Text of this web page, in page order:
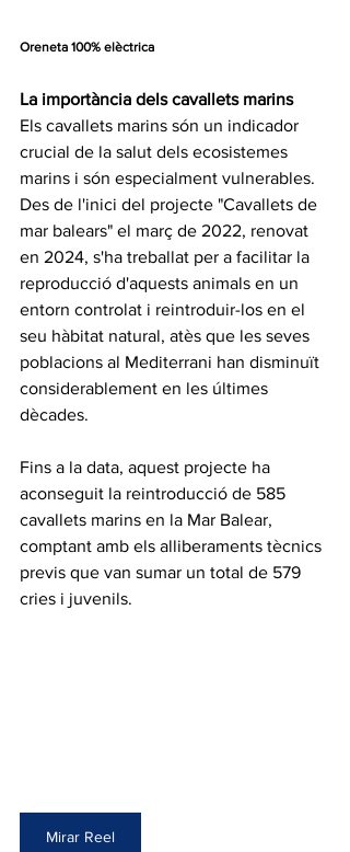
Oreneta 100% elèctrica
La importància dels cavallets marins
Els cavallets marins són un indicador
crucial de la salut dels ecosistemes
marins i són especialment vulnerables.
Des de l'inici del projecte "Cavallets de
mar balears" el març de 2022, renovat
en 2024, s'ha treballat per a facilitar la
reproducció d'aquests animals en un
entorn controlat i reintroduir-los en el
seu hàbitat natural, atès que les seves
poblacions al Mediterrani han disminuït
considerablement en les últimes
dècades.
Fins a la data, aquest projecte ha
aconseguit la reintroducció de 585
cavallets marins en la Mar Balear,
comptant amb els alliberaments tècnics
previs que van sumar un total de 579
cries i juvenils.
Mirar Reel